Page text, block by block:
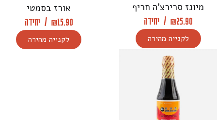
מיונז סרירצ’ה חריף
₪25.90
/ יחידה
לקנייה מהירה
אורז בסמטי
₪15.90
/ יחידה
לקנייה מהירה